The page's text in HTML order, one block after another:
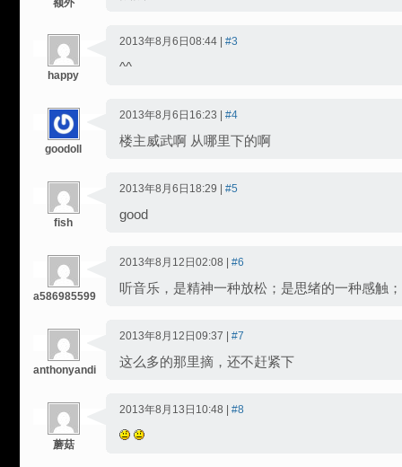
额外
happy
2013年8月6日08:44 | #3
^^
goodoll
2013年8月6日16:23 | #4
楼主威武啊 从哪里下的啊
fish
2013年8月6日18:29 | #5
good
a586985599
2013年8月12日02:08 | #6
听音乐，是精神一种放松；是思绪的一种感触
anthonyandi
2013年8月12日09:37 | #7
这么多的那里摘，还不赶紧下
蘑菇
2013年8月13日10:48 | #8